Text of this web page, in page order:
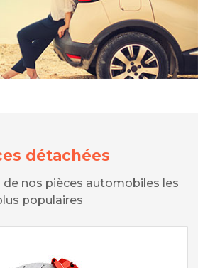
détachées
de nos pièces automobiles les
populaires